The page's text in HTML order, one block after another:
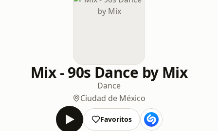
Mix - 90s Dance by Mix
Dance
Ciudad de México
Favoritos